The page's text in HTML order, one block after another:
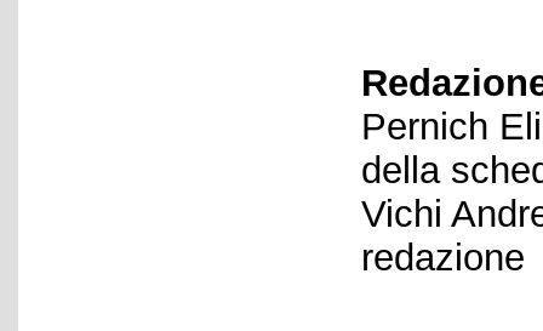
Pernich
della
Vichi
redazione